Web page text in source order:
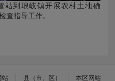
到琅岐镇开展农村土地确
查指导工作。
站 县（市、区） 本区网站